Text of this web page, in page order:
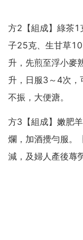
方2【組成】綠茶
子25克、生甘草
升，先煎至浮小麥
升，日服3～4次，
不振，大便溏。
方3【組成】嫩肥
爛，加酒攪勻服。
減，及婦人產後蓐